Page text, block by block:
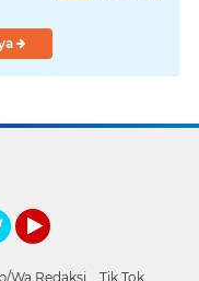
Wa Redaksi Tik Tok